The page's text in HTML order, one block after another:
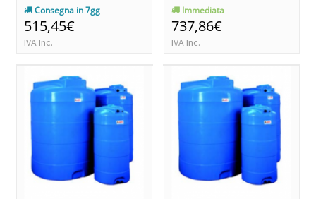
Consegna in 7gg
515,45€
IVA Inc.
Immediata
737,86€
IVA Inc.